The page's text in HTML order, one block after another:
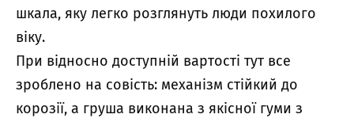
шкала, яку легко розглянуть люди похилого
віку.
При відносно доступній вартості тут все
зроблено на совість: механізм стійкий до
корозії, а груша виконана з якісної гуми з